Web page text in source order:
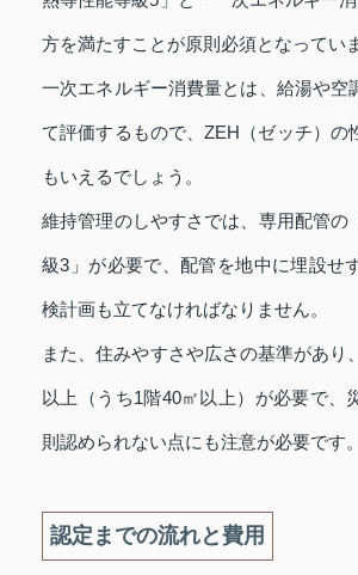
方を満たすことが原則必須となってい
一次エネルギー消費量とは、給湯や空
て評価するもので、ZEH（ゼッチ）の
もいえるでしょう。
維持管理のしやすさでは、専用配管の
級3」が必要で、配管を地中に埋設せ
検計画も立てなければなりません。
また、住みやすさや広さの基準があり
以上（うち1階40㎡以上）が必要で、
則認められない点にも注意が必要です。
認定までの流れと費用